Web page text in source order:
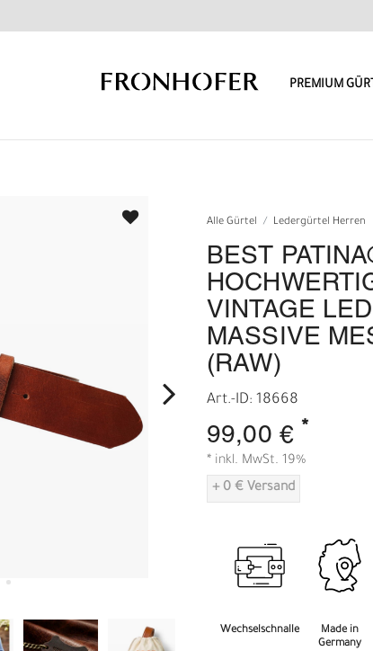
PREMIUM
Alle Gürtel Ledergürtel Herren
BEST
VINTAGE
MASSIVE
(RAW)
Art.-ID: 18668
99,00 € *
* inkl. MwSt. 19%
+ 0 € Versand
Wechselschnalle
Made in
Germany